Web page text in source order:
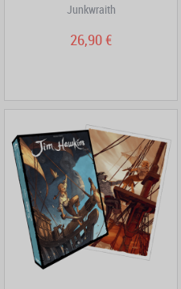
Junkwraith
26,90 €